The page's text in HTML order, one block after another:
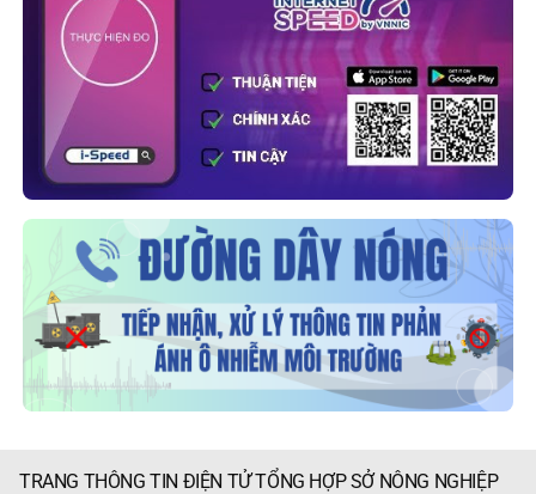
TRANG THÔNG TIN ĐIỆN TỬ TỔNG HỢP SỞ NÔNG NGHIỆP